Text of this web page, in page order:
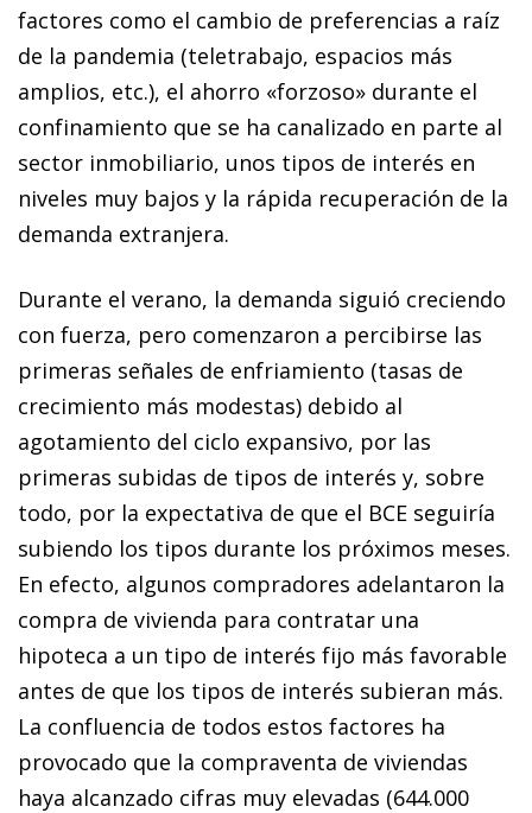
factores como el cambio de preferencias a raíz
de la pandemia (teletrabajo, espacios más
amplios, etc.), el ahorro «forzoso» durante el
confinamiento que se ha canalizado en parte al
sector inmobiliario, unos tipos de interés en
niveles muy bajos y la rápida recuperación de la
demanda extranjera.
Durante el verano, la demanda siguió creciendo
con fuerza, pero comenzaron a percibirse las
primeras señales de enfriamiento (tasas de
crecimiento más modestas) debido al
agotamiento del ciclo expansivo, por las
primeras subidas de tipos de interés y, sobre
todo, por la expectativa de que el BCE seguiría
subiendo los tipos durante los próximos meses.
En efecto, algunos compradores adelantaron la
compra de vivienda para contratar una
hipoteca a un tipo de interés fijo más favorable
antes de que los tipos de interés subieran más.
La confluencia de todos estos factores ha
provocado que la compraventa de viviendas
haya alcanzado cifras muy elevadas (644.000